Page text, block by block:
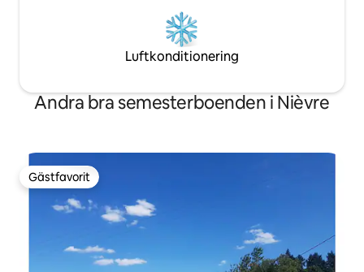
Luftkonditionering
Andra bra semesterboenden i Nièvre
Gästfavorit
Gästfavorit